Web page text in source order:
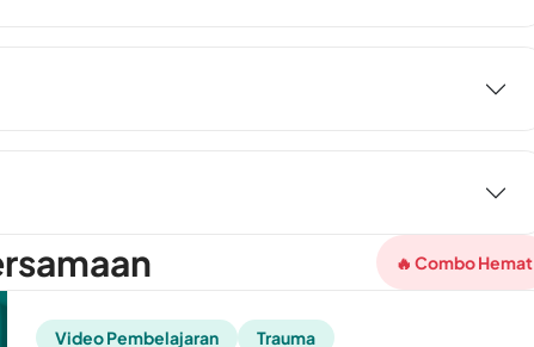
🔥 Combo Hemat
Video Pembelajaran Trauma